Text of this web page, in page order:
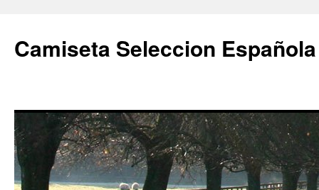
Camiseta Seleccion